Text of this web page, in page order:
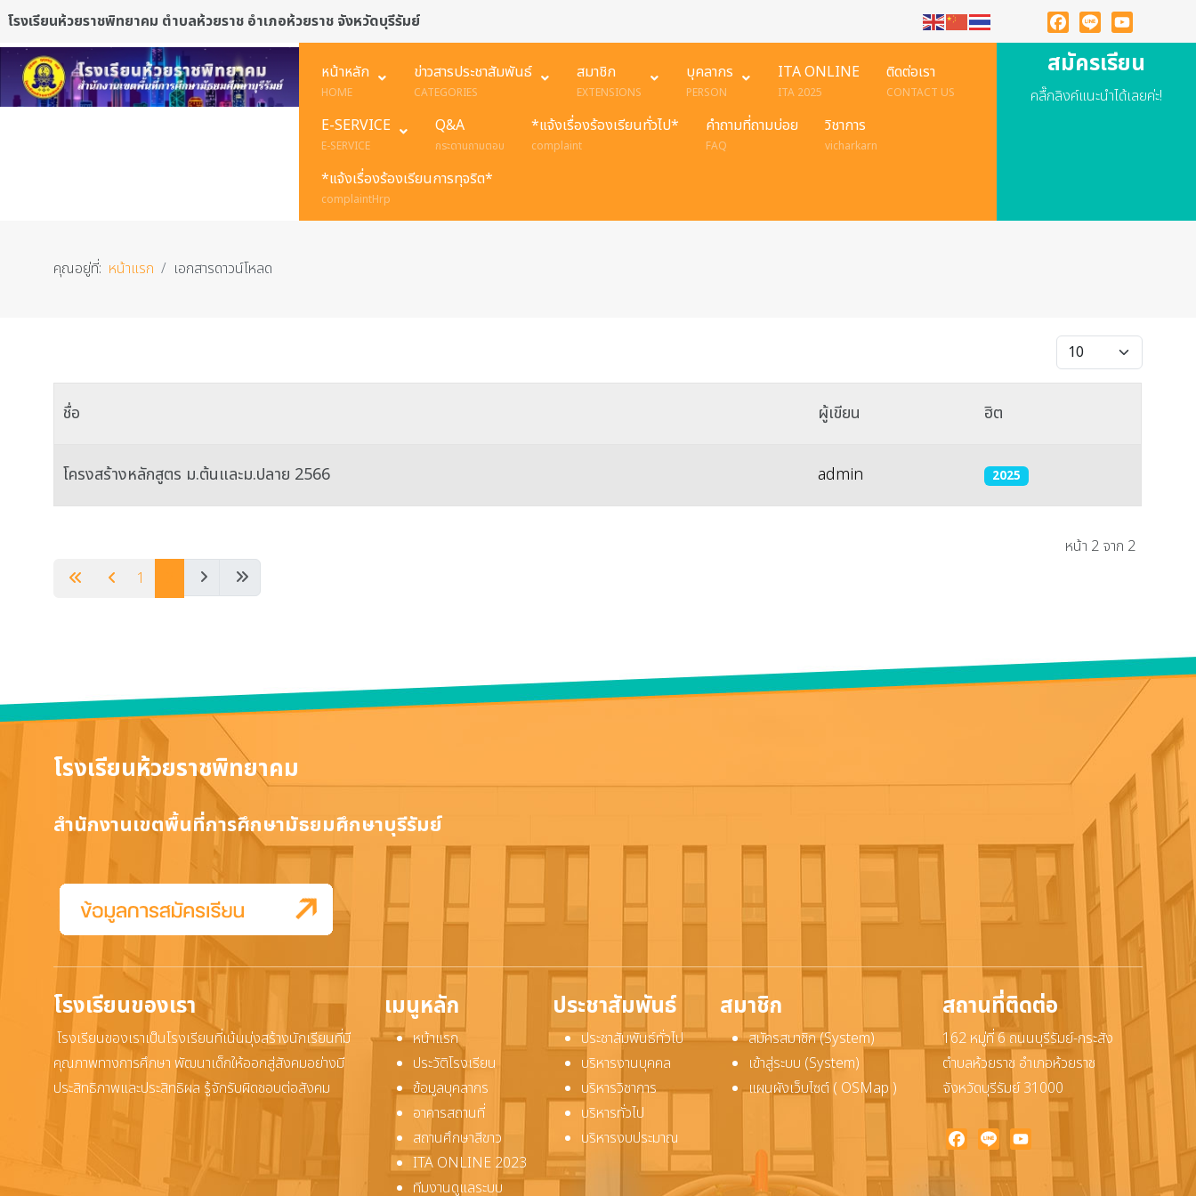
โรงเรียนห้วยราชพิทยาคม ตำบลห้วยราช อำเภอห้วยราช จังหวัดบุรีรัมย์
Facebook
Line YouTube
หน้าหลัก
HOME
ข่าวสารประชาสัมพันธ์
CATEGORIES
สมาชิก
EXTENSIONS
บุคลากร
PERSON
ITA ONLINE
ITA 2025
ติดต่อเรา
CONTACT US
E-SERVICE
E-SERVICE
Q&A
กระดานถามตอบ
*แจ้งเรื่องร้องเรียนทั่วไป*
complaint
คำถามที่ถามบ่อย
FAQ
วิชาการ
vicharkarn
*แจ้งเรื่องร้องเรียนการทุจริต*
complaintHrp
สมัครเรียน
คลื๊กลิงค์แนะนำได้เลยค่ะ!
คุณอยู่ที่: หน้าแรก เอกสารดาวน์โหลด
แสดง #
ชื่อ ผู้เขียน ฮิต
โครงสร้างหลักสูตร ม.ต้นและม.ปลาย 2566 admin 2025
หน้า 2 จาก 2
1
โรงเรียนห้วยราชพิทยาคม
สำนักงานเขตพื้นที่การศึกษามัธยมศึกษาบุรีรัมย์
โรงเรียนของเรา
โรงเรียนของเราเป็นโรงเรียนที่เน้นมุ่งสร้างนักเรียนที่มี
คุณภาพทางการศึกษา พัฒนาเด็กให้ออกสู่สังคมอย่างมี
ประสิทธิภาพและประสิทธิผล รู้จักรับผิดชอบต่อสังคม
เมนูหลัก
หน้าแรก
ประวัติโรงเรียน
ข้อมูลบุคลากร
อาคารสถานที่
สถานศึกษาสีขาว
ITA ONLINE 2023
ทีมงานดูแลระบบ
ประชาสัมพันธ์
ประชาสัมพันธ์ทั่วไป
บริหารงานบุคคล
บริหารวิชาการ
บริหารทั่วไป
บริหารงบประมาณ
สมาชิก
สมัครสมาชิก (System)
เข้าสู่ระบบ (System)
แผนผังเว็บไซต์ ( OSMap )
สถานที่ติดต่อ
162 หมู่ที่ 6 ถนนบุรีรัมย์-กระสัง
ตำบลห้วยราช อำเภอห้วยราช
จังหวัดบุรีรัมย์ 31000
Facebook
Line YouTube